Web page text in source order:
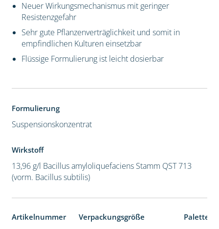
Neuer Wirkungsmechanismus mit geringer
Resistenzgefahr
Sehr gute Pflanzenverträglichkeit und somit in
empfindlichen Kulturen einsetzbar
Flüssige Formulierung ist leicht dosierbar
Formulierung
Suspensionskonzentrat
Wirkstoff
13,96 g/l Bacillus amyloliquefaciens Stamm QST 713
(vorm. Bacillus subtilis)
Artikelnummer Verpackungsgröße